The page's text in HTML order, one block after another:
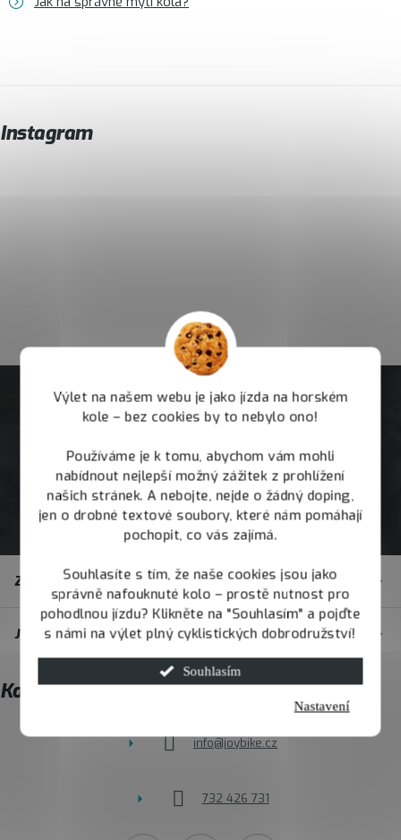
Výlet na našem webu je jako jízda na horském
kole – bez cookies by to nebylo ono!
Používáme je k tomu, abychom vám mohli
nabídnout nejlepší možný zážitek z prohlížení
našich stránek. A nebojte, nejde o žádný doping,
jen o drobné textové soubory, které nám pomáhají
pochopit, co vás zajímá.
Souhlasíte s tím, že naše cookies jsou jako
správně nafouknuté kolo – prostě nutnost pro
pohodlnou jízdu? Klikněte na "Souhlasím" a pojďte
s námi na výlet plný cyklistických dobrodružství!
Souhlasím
Nastavení
Instagram
t
í
Zákaznický servis
JOY.BIKE
Kontakt
info@joybike.cz
732 426 731